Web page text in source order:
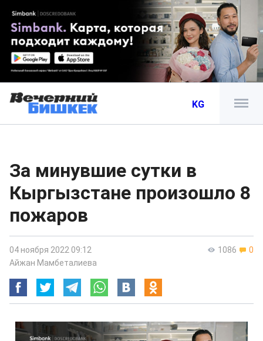
KG
За минувшие сутки в
Кыргызстане произошло 8
пожаров
1086 0
04 ноября 2022 09:12
Айжан Мамбеталиева